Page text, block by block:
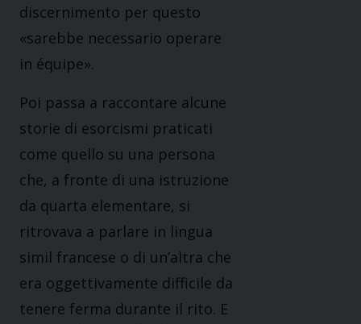
discernimento per questo
«sarebbe necessario operare
in équipe».
Poi passa a raccontare alcune
storie di esorcismi praticati
come quello su una persona
che, a fronte di una istruzione
da quarta elementare, si
ritrovava a parlare in lingua
simil francese o di un’altra che
era oggettivamente difficile da
tenere ferma durante il rito. E